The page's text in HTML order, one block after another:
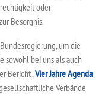
oder
Besorgnis.
um die
sowohl bei uns als auch
Bericht „Vier Jahre Agenda
Verbände